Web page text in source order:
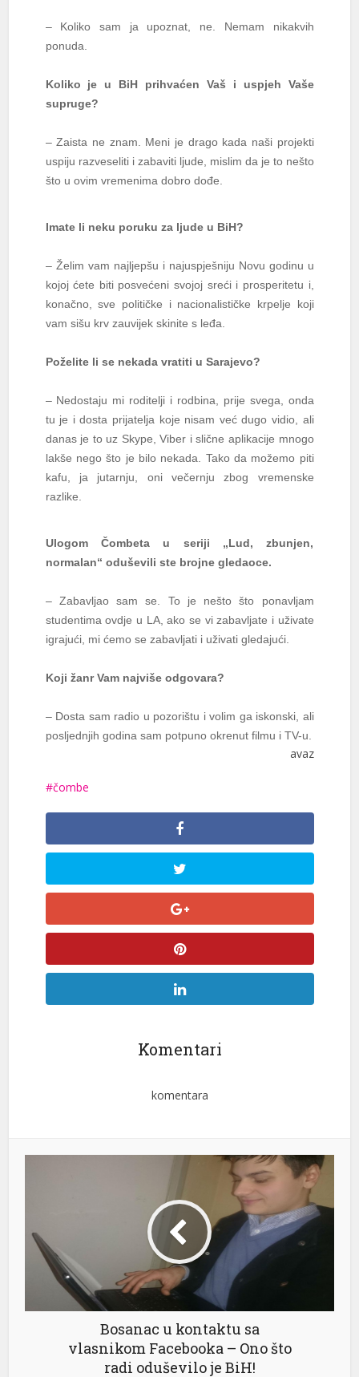
– Koliko sam ja upoznat, ne. Nemam nikakvih
ponuda.
Koliko je u BiH prihvaćen Vaš i uspjeh Vaše
supruge?
– Zaista ne znam. Meni je drago kada naši projekti
uspiju razveseliti i zabaviti ljude, mislim da je to nešto
što u ovim vremenima dobro dođe.
Imate li neku poruku za ljude u BiH?
– Želim vam najljepšu i najuspješniju Novu godinu u
kojoj ćete biti posvećeni svojoj sreći i prosperitetu i,
konačno, sve političke i nacionalističke krpelje koji
vam sišu krv zauvijek skinite s leđa.
Poželite li se nekada vratiti u Sarajevo?
– Nedostaju mi roditelji i rodbina, prije svega, onda
tu je i dosta prijatelja koje nisam već dugo vidio, ali
danas je to uz Skype, Viber i slične aplikacije mnogo
lakše nego što je bilo nekada. Tako da možemo piti
kafu, ja jutarnju, oni večernju zbog vremenske
razlike.
Ulogom Čombeta u seriji „Lud, zbunjen,
normalan“ oduševili ste brojne gledaoce.
– Zabavljao sam se. To je nešto što ponavljam
studentima ovdje u LA, ako se vi zabavljate i uživate
igrajući, mi ćemo se zabavljati i uživati gledajući.
Koji žanr Vam najviše odgovara?
– Dosta sam radio u pozorištu i volim ga iskonski, ali
posljednjih godina sam potpuno okrenut filmu i TV-u.
avaz
čombe
Komentari
komentara
Bosanac u kontaktu sa
vlasnikom Facebooka – Ono što
radi oduševilo je BiH!